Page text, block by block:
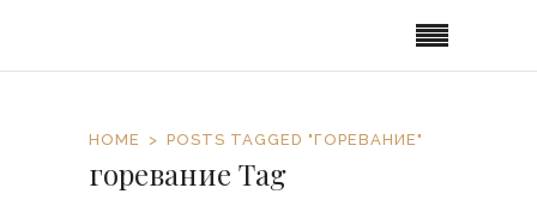
HOME POSTS TAGGED "ГОРЕВАНИЕ"
горевание Tag